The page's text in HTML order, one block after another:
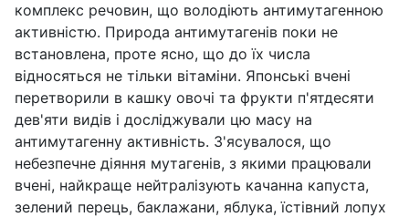
комплекс речовин, що володіють антимутагенною
активністю. Природа антимутагенів поки не
встановлена, проте ясно, що до їх числа
відносяться не тільки вітаміни. Японські вчені
перетворили в кашку овочі та фрукти п'ятдесяти
дев'яти видів і досліджували цю масу на
антимутагенну активність. З'ясувалося, що
небезпечне діяння мутагенів, з якими працювали
вчені, найкраще нейтралізують качанна капуста,
зелений перець, баклажани, яблука, їстівний лопух